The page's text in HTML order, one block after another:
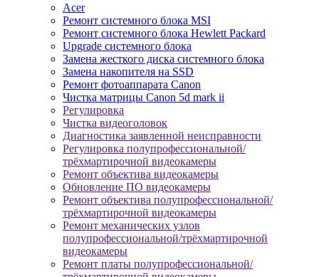
Acer
Ремонт системного блока MSI
Ремонт системного блока Hewlett Packard
Upgrade системного блока
Замена жесткого диска системного блока
Замена накопителя на SSD
Ремонт фотоаппарата Canon
Чистка матрицы Canon 5d mark ii
Регулировка
Чистка видеоголовок
Диагностика заявленной неисправности
Регулировка полупрофессиональной/
трёхмартирочной видеокамеры
Ремонт объектива видеокамеры
Обновление ПО видеокамеры
Ремонт объектива полупрофессиональной/
трёхмартирочной видеокамеры
Ремонт механических узлов
полупрофессиональной/трёхмартирочной
видеокамеры
Ремонт платы полупрофессиональной/